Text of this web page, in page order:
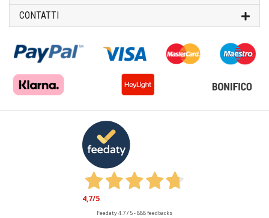
CONTATTI
4,7/5
Feedaty4.7/ 5-888feedbacks